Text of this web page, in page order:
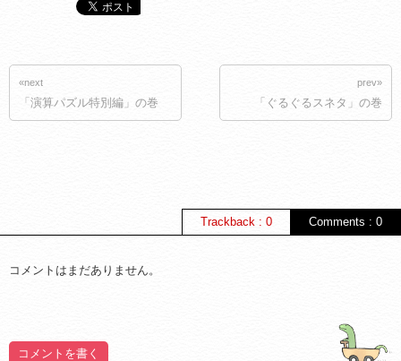
«next
「演算パズル特別編」の巻
prev»
「ぐるぐるスネタ」の巻
Comments : 0
Trackback : 0
コメントはまだありません。
コメントを書く